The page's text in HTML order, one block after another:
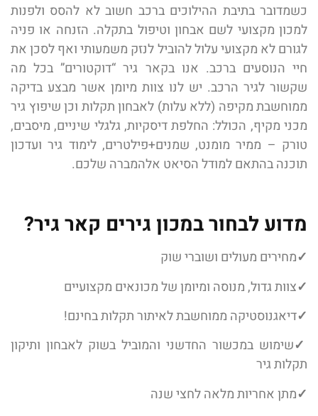
כשמדובר בתיבת ההילוכים ברכב חשוב לא להסס ולפנות
למכון מקצועי לשם אבחון וטיפול בתקלה. הזנחה או פניה
לגורם לא מקצועי עלול להוביל לנזק משמעותי ואף לסכן את
חיי הנוסעים ברכב. אנו בקאר גיר “דוקטורים” בכל מה
שקשור לגיר הרכב. יש לנו צוות מיומן אשר מבצע בדיקה
ממוחשבת מקיפה (ללא עלות) לאבחון תקלות וכן שיפוץ גיר
מכני מקיף, הכולל: החלפת דיסקיות, גלגלי שיניים, מיסבים,
טורק – ממיר מומנט, שמנים+פילטרים, לימוד גיר ועדכון
תוכנה בהתאם למודל הסיאט אלהמברה שלכם.
מדוע לבחור במכון גירים קאר גיר?
✓מחירים מעולים ושוברי שוק
✓צוות גדול, מנוסה ומיומן של מכונאים מקצועיים
✓דיאגנוסטיקה ממוחשבת לאיתור תקלות בחינם!
✓שימוש במכשור החדשני והמוביל בשוק לאבחון ותיקון
תקלות גיר
✓מתן אחריות מלאה לחצי שנה